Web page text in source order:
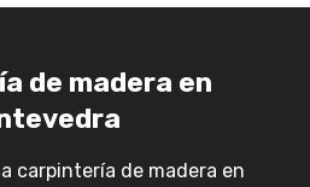
de madera en
carpintería de madera en